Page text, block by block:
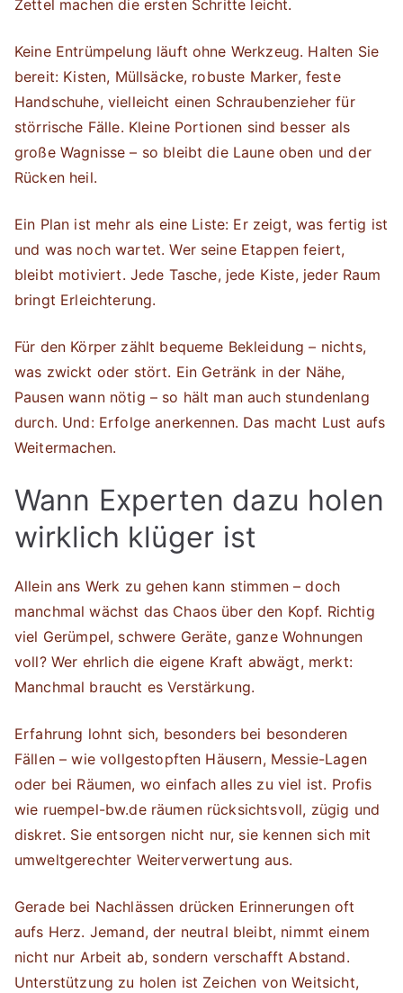
Zettel machen die ersten Schritte leicht.
Keine Entrümpelung läuft ohne Werkzeug. Halten Sie
bereit: Kisten, Müllsäcke, robuste Marker, feste
Handschuhe, vielleicht einen Schraubenzieher für
störrische Fälle. Kleine Portionen sind besser als
große Wagnisse – so bleibt die Laune oben und der
Rücken heil.
Ein Plan ist mehr als eine Liste: Er zeigt, was fertig ist
und was noch wartet. Wer seine Etappen feiert,
bleibt motiviert. Jede Tasche, jede Kiste, jeder Raum
bringt Erleichterung.
Für den Körper zählt bequeme Bekleidung – nichts,
was zwickt oder stört. Ein Getränk in der Nähe,
Pausen wann nötig – so hält man auch stundenlang
durch. Und: Erfolge anerkennen. Das macht Lust aufs
Weitermachen.
Wann Experten dazu holen
wirklich klüger ist
Allein ans Werk zu gehen kann stimmen – doch
manchmal wächst das Chaos über den Kopf. Richtig
viel Gerümpel, schwere Geräte, ganze Wohnungen
voll? Wer ehrlich die eigene Kraft abwägt, merkt:
Manchmal braucht es Verstärkung.
Erfahrung lohnt sich, besonders bei besonderen
Fällen – wie vollgestopften Häusern, Messie-Lagen
oder bei Räumen, wo einfach alles zu viel ist. Profis
wie ruempel-bw.de räumen rücksichtsvoll, zügig und
diskret. Sie entsorgen nicht nur, sie kennen sich mit
umweltgerechter Weiterverwertung aus.
Gerade bei Nachlässen drücken Erinnerungen oft
aufs Herz. Jemand, der neutral bleibt, nimmt einem
nicht nur Arbeit ab, sondern verschafft Abstand.
Unterstützung zu holen ist Zeichen von Weitsicht,